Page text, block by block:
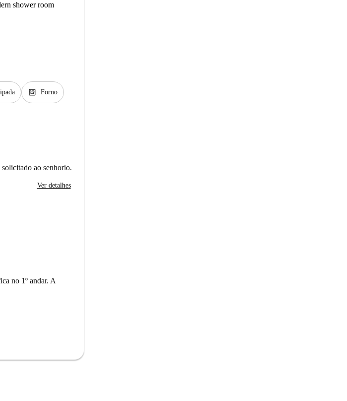
shower room
oven_gen Forno
ao senhorio.
Ver detalhes
no 1º andar. A
outras unidades